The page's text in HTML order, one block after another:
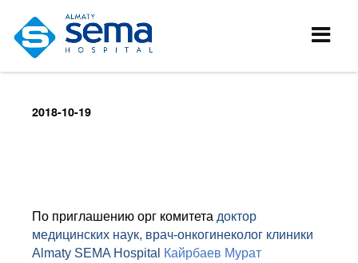
2018-10-19
По приглашению орг комитета доктор
медицинских наук, врач-онкогинеколог клиники
Almaty SEMA Hospital
Кайрбаев Мурат